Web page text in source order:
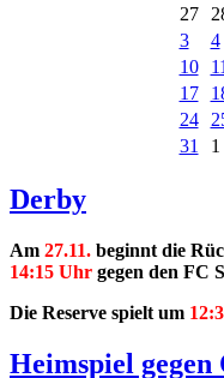
27
3
4
10
11
17
24
31
1
Derby
Am 27.11. beginnt die
14:15 Uhr gegen den FC
Die Reserve spielt um
Heimspiel